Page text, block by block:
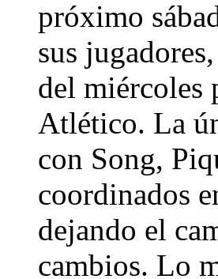
próximo
sus
del miércoles
Atlético. La
con Song,
coordinados
dejando el
cambios. Lo